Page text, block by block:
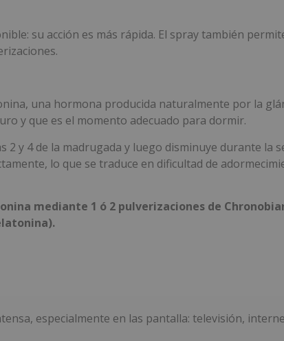
su acción es más rápida. El spray también
una hormona producida naturalmente por la
y que es el momento adecuado para dormir.
y 4 de la madrugada y luego disminuye durante la
lo que se traduce en dificultad de
mediante 1 ó 2 pulverizaciones de
especialmente en las pantalla: televisión,